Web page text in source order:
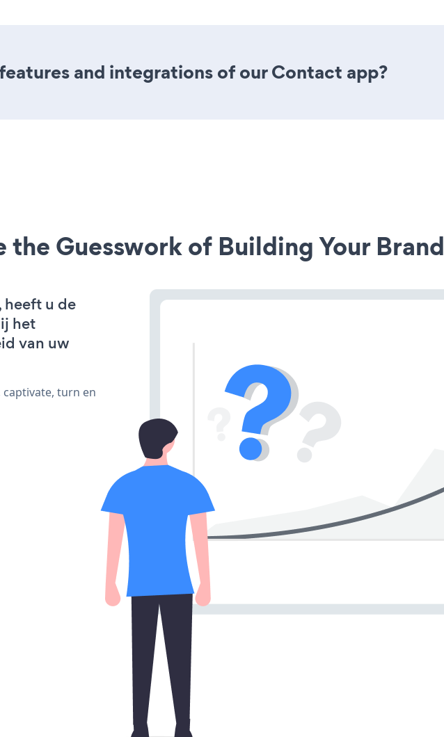
and integrations of our Contact app?
the Guesswork of Building Your Brand
heeft u de
het
van uw
turn en